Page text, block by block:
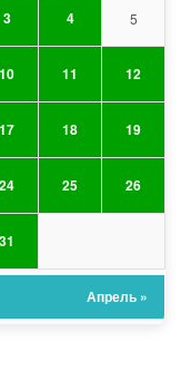
3 4 5
10 11 12
17 18 19
24 25 26
31
Апрель »